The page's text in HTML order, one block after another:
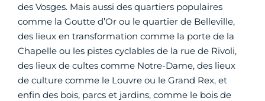
des Vosges. Mais aussi des quartiers populaires
comme la Goutte d’Or ou le quartier de Belleville,
des lieux en transformation comme la porte de la
Chapelle ou les pistes cyclables de la rue de Rivoli,
des lieux de cultes comme Notre-Dame, des lieux
de culture comme le Louvre ou le Grand Rex, et
enfin des bois, parcs et jardins, comme le bois de